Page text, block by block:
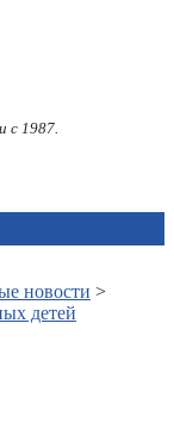
с 1987.
новости >
детей